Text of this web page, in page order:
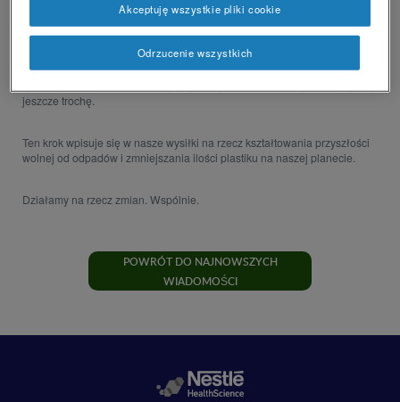
Te liczby robią wrażenie, prawda? Aż trudno je sobie wyobrazić, dlatego
przedstawimy je obrazowo.
Gdyby te 8 milionów słomek ułożyć jedna po drugiej, ciągnęłyby się
jeszcze trochę.
Ten krok wpisuje się w nasze wysiłki na rzecz kształtowania przyszłości
wolnej od odpadów i zmniejszania ilości plastiku na naszej planecie.
Działamy na rzecz zmian. Wspólnie.
POWRÓT DO NAJNOWSZYCH
WIADOMOŚCI
Odrzucenie wszystkich
Akceptuję wszystkie pliki cookie